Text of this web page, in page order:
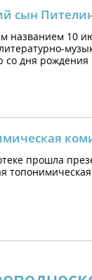
сын
названием 10
со дня
прошла